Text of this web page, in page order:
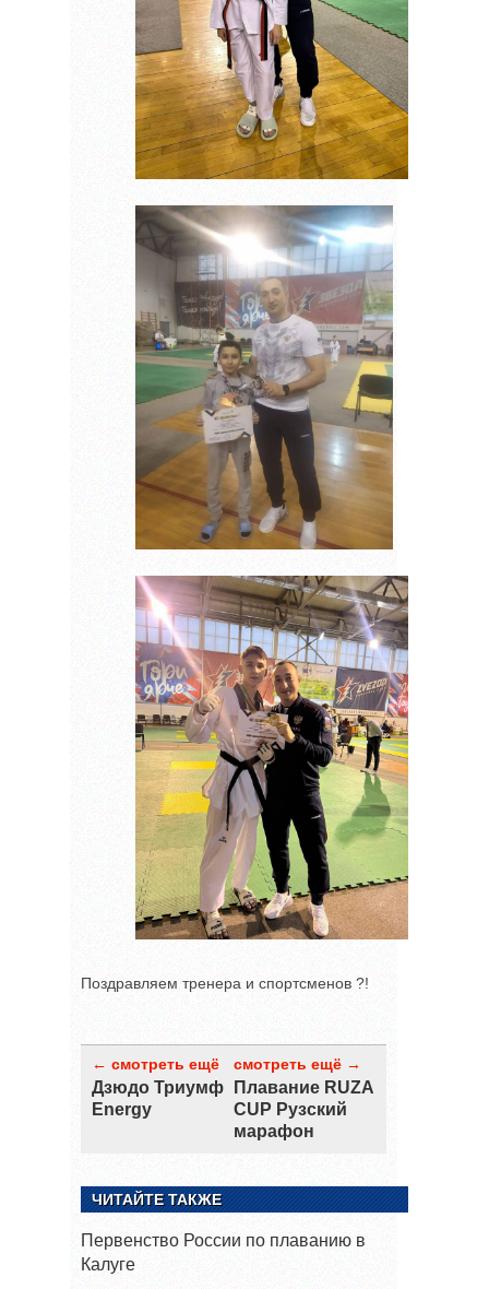
Поздравляем тренера и спортсменов ?!
← смотреть ещё
Дзюдо Триумф
Energy
смотреть ещё →
Плавание RUZA
CUP Рузский
марафон
ЧИТАЙТЕ ТАКЖЕ
Первенство России по плаванию в
Калуге